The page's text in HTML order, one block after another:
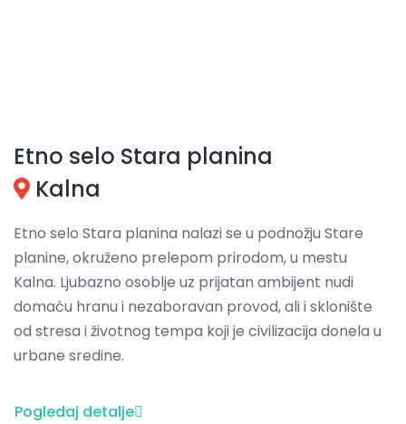
Etno selo Stara planina
Kalna
Etno selo Stara planina nalazi se u podnožju Stare
planine, okruženo prelepom prirodom, u mestu
Kalna. Ljubazno osoblje uz prijatan ambijent nudi
domaću hranu i nezaboravan provod, ali i sklonište
od stresa i životnog tempa koji je civilizacija donela u
urbane sredine.
Pogledaj detalje